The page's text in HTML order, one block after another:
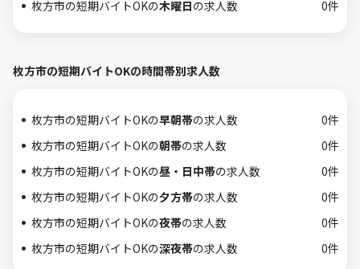
枚方市の短期バイトOKの木曜日の求人数 0件
枚方市の短期バイトOKの時間帯別求人数
枚方市の短期バイトOKの早朝帯の求人数
0件
枚方市の短期バイトOKの朝帯の求人数
0件
枚方市の短期バイトOKの昼・日中帯の求人数
0件
枚方市の短期バイトOKの夕方帯の求人数
0件
枚方市の短期バイトOKの夜帯の求人数
0件
枚方市の短期バイトOKの深夜帯の求人数 0件